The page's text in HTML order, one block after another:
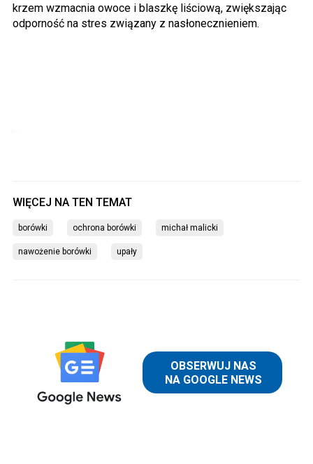
krzem wzmacnia owoce i blaszkę liściową, zwiększając
odporność na stres związany z nasłonecznieniem.
borówki ochrona borówki michał malicki
nawożenie borówki upały